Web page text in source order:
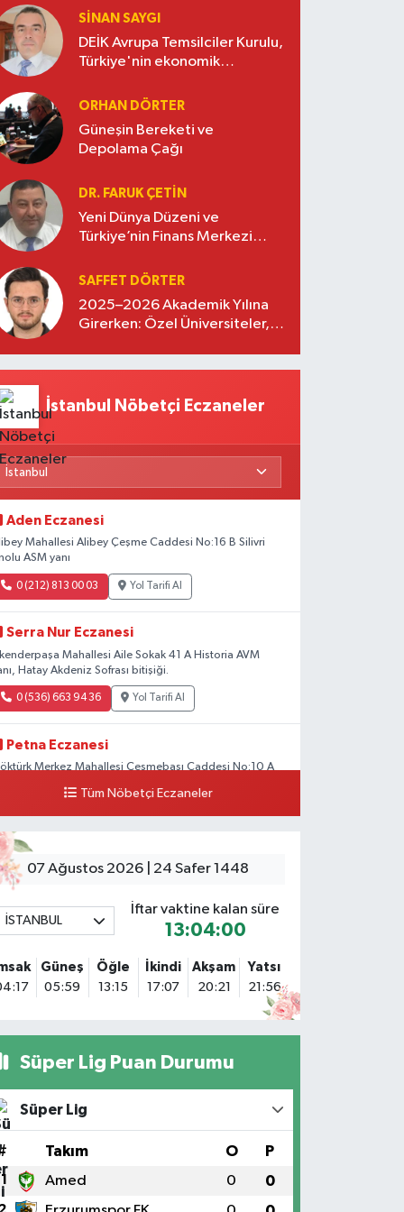
SINAN SAYGI
DEİK Avrupa Temsilciler Kurulu,
Türkiye'nin ekonomik
oluşturuyor
ORHAN DÖRTER
Güneşin Bereketi ve
Depolama Çağı
DR. FARUK ÇETİN
Yeni Dünya Düzeni ve
Türkiye’nin Finans Merkezi
SAFFET DÖRTER
2025–2026 Akademik Yılına
Girerken: Özel Üniversiteler,
İstanbul Nöbetçi Eczaneler
Aden Eczanesi
Mahallesi Alibey Çeşme Caddesi No:16 B Silivri
ASM yanı
0 (212) 813 00 03 Yol Tarifi Al
Serra Nur Eczanesi
Mahallesi Aile Sokak 41 A Historia AVM
Hatay Akdeniz Sofrası bitişiği.
0 (536) 663 94 36 Yol Tarifi Al
Petna Eczanesi
Merkez Mahallesi Çeşmebaşı Caddesi No:10 A
0 (212) 360 18 23 Yol Tarifi Al
Sacide Eczanesi
Mahallesi Soğanlık Caddesi No:34 A
Bulvar Eczanesi
Yesevi Mahallesi Abbas Medeni Sokak 17 A Çiftlik
geçtikten sonra Harman Mobilya arkası,
mevki, ECZANELER BÖLGESİ (GÜNEŞ, BULVAR,
0 (216) 208 59 51 Yol Tarifi Al
Mahallesi Tunç Sokak 1 A Çıksalın,Alev
Semt Konağı yanı
0 (212) 369 45 49
Anka Eczanesi
Tüm Nöbetçi Eczaneler
07 Ağustos 2026 | 24 Safer 1448
İSTANBUL
İftar vaktine kalan süre
13:03:59
Güneş
05:59
Öğle
13:15
İkindi
17:07
Akşam
20:21
Yatsı
21:56
Süper Lig Puan Durumu
Süper Lig
Takım O P
1 Amed 0 0